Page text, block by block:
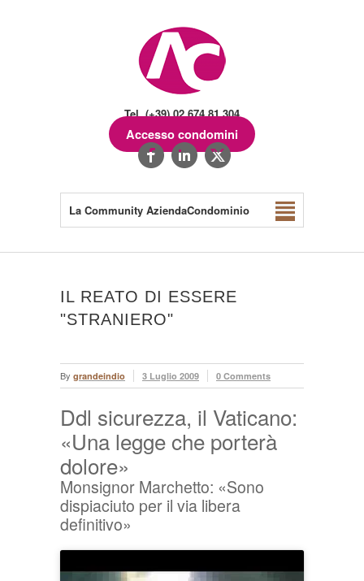
Tel. (+39) 02.674.81.304
Accesso condomini
La Community AziendaCondominio
IL REATO DI ESSERE
"STRANIERO"
By grandeindio 3 Luglio 2009 0 Comments
Ddl sicurezza, il Vaticano:
«Una legge che porterà
dolore»
Monsignor Marchetto: «Sono
dispiaciuto per il via libera
definitivo»